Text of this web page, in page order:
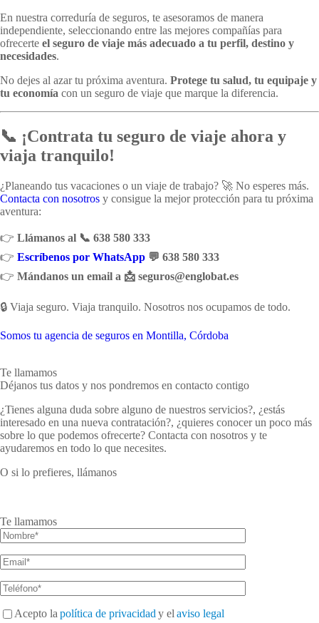
En nuestra correduría de seguros, te asesoramos de manera
independiente, seleccionando entre las mejores compañías para
ofrecerte el seguro de viaje más adecuado a tu perfil, destino y
necesidades.
No dejes al azar tu próxima aventura. Protege tu salud, tu equipaje y
tu economía con un seguro de viaje que marque la diferencia.
📞 ¡Contrata tu seguro de viaje ahora y
viaja tranquilo!
¿Planeando tus vacaciones o un viaje de trabajo? 🚀 No esperes más.
Contacta con nosotros y consigue la mejor protección para tu próxima
aventura:
👉 Llámanos al 📞 638 580 333
👉 Escríbenos por WhatsApp 💬 638 580 333
👉 Mándanos un email a 📩 seguros@englobat.es
🔒 Viaja seguro. Viaja tranquilo. Nosotros nos ocupamos de todo.
Somos tu agencia de seguros en Montilla, Córdoba
Te llamamos
Déjanos tus datos y nos pondremos en contacto contigo
¿Tienes alguna duda sobre alguno de nuestros servicios?, ¿estás
interesado en una nueva contratación?, ¿quieres conocer un poco más
sobre lo que podemos ofrecerte? Contacta con nosotros y te
ayudaremos en todo lo que necesites.
O si lo prefieres, llámanos
Te llamamos
Acepto la política de privacidad y el aviso legal